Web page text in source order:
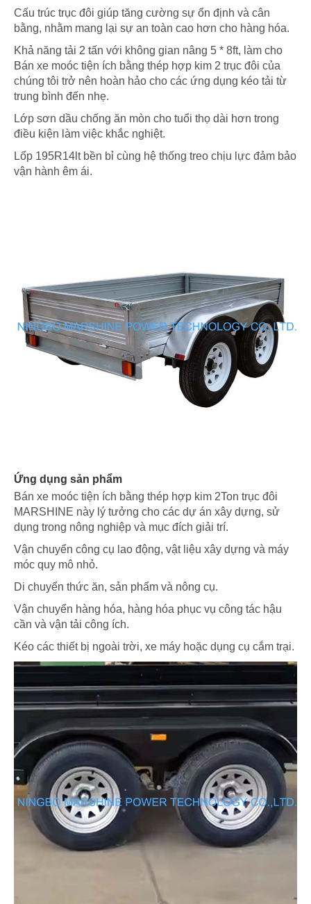
Cấu trúc trục đôi giúp tăng cường sự ổn định và cân
bằng, nhằm mang lại sự an toàn cao hơn cho hàng hóa.
Khả năng tải 2 tấn với không gian nâng 5 * 8ft, làm cho
Bán xe moóc tiện ích bằng thép hợp kim 2 trục đôi của
chúng tôi trở nên hoàn hảo cho các ứng dụng kéo tải từ
trung bình đến nhẹ.
Lớp sơn dầu chống ăn mòn cho tuổi thọ dài hơn trong
điều kiện làm việc khắc nghiệt.
Lốp 195R14lt bền bỉ cùng hệ thống treo chịu lực đảm bảo
vận hành êm ái.
Ứng dụng sản phẩm
Bán xe moóc tiện ích bằng thép hợp kim 2Ton trục đôi
MARSHINE này lý tưởng cho các dự án xây dựng, sử
dụng trong nông nghiệp và mục đích giải trí.
Vận chuyển công cụ lao động, vật liệu xây dựng và máy
móc quy mô nhỏ.
Di chuyển thức ăn, sản phẩm và nông cụ.
Vận chuyển hàng hóa, hàng hóa phục vụ công tác hậu
cần và vận tải công ích.
Kéo các thiết bị ngoài trời, xe máy hoặc dụng cụ cắm trại.